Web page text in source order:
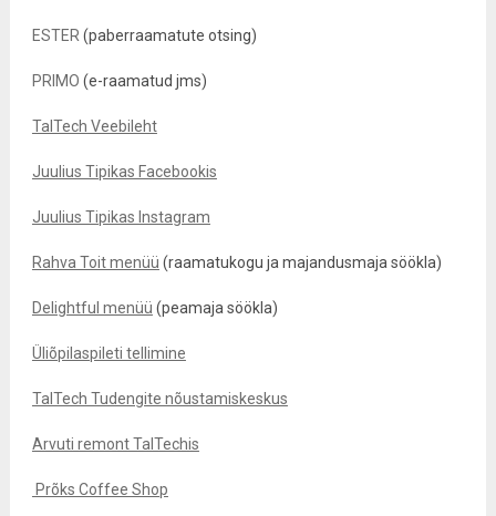
ESTER (paberraamatute otsing)
PRIMO (e-raamatud jms)
TalTech Veebileht
Juulius Tipikas Facebookis
Juulius Tipikas Instagram
Rahva Toit menüü (raamatukogu ja majandusmaja söökla)
Delightful menüü (peamaja söökla)
Üliõpilaspileti tellimine
TalTech Tudengite nõustamiskeskus
Arvuti remont TalTechis
Prõks Coffee Shop